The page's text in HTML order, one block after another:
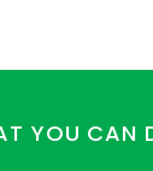
YOU CAN